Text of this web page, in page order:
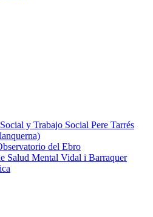
y Trabajo Social Pere Tarrés
del Ebro
Salud Mental Vidal i Barraquer